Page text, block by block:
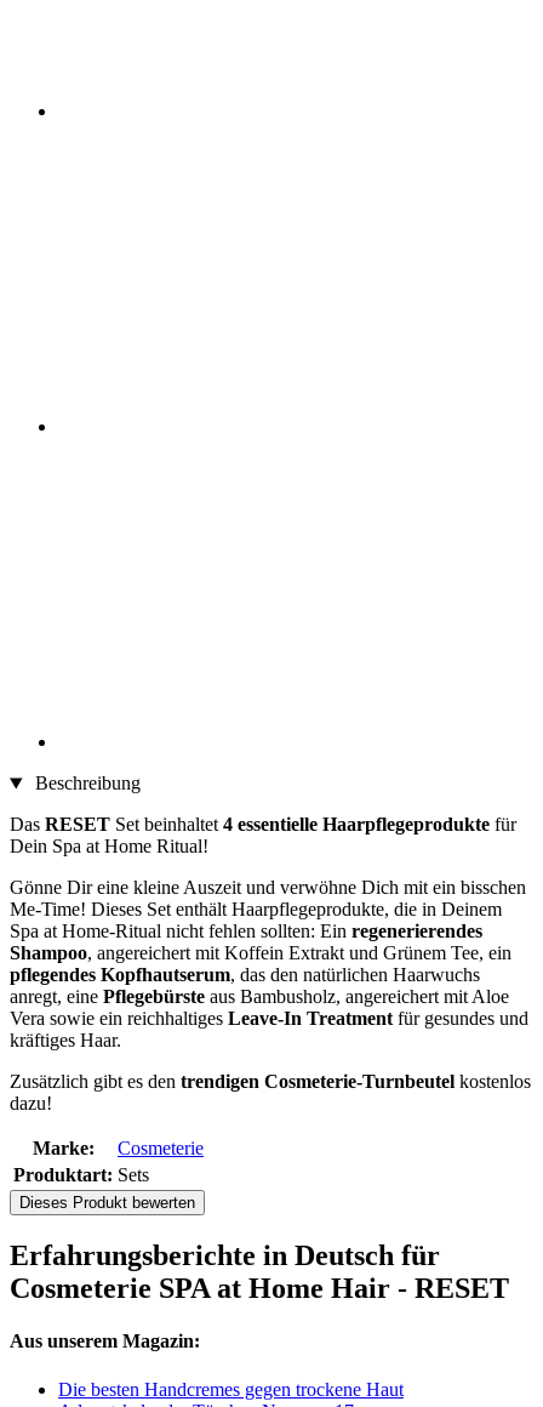
Beschreibung
Das RESET Set beinhaltet 4 essentielle Haarpflegeprodukte für
Dein Spa at Home Ritual!
Gönne Dir eine kleine Auszeit und verwöhne Dich mit ein bisschen
Me-Time! Dieses Set enthält Haarpflegeprodukte, die in Deinem
Spa at Home-Ritual nicht fehlen sollten: Ein regenerierendes
Shampoo, angereichert mit Koffein Extrakt und Grünem Tee, ein
pflegendes Kopfhautserum, das den natürlichen Haarwuchs
anregt, eine Pflegebürste aus Bambusholz, angereichert mit Aloe
Vera sowie ein reichhaltiges Leave-In Treatment für gesundes und
kräftiges Haar.
Zusätzlich gibt es den trendigen Cosmeterie-Turnbeutel kostenlos
dazu!
Marke:
Cosmeterie
Produktart: Sets
Dieses Produkt bewerten
Erfahrungsberichte in Deutsch für
Cosmeterie SPA at Home Hair - RESET
Aus unserem Magazin:
Die besten Handcremes gegen trockene Haut